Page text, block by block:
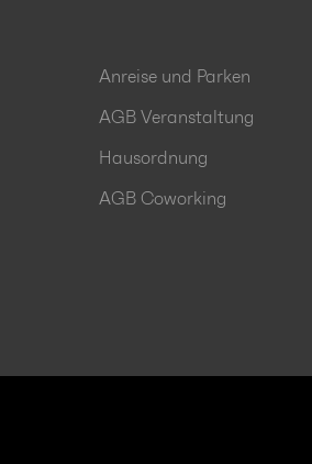
Anreise und Parken
AGB Veranstaltung
Hausordnung
AGB Coworking